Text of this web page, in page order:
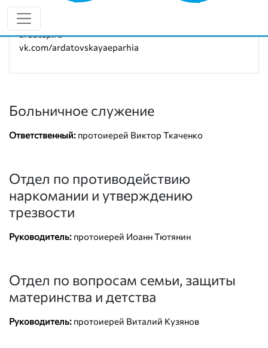
Руководитель:
8 (927) 175-71-10
ardatep.ru
vk.com/ardatovskayaeparhia
Больничное служение
Ответственный: протоиерей Виктор Ткаченко
Отдел по противодействию
наркомании и утверждению
трезвости
Руководитель: протоиерей Иоанн Тютянин
Отдел по вопросам семьи, защиты
материнства и детства
Руководитель: протоиерей Виталий Кузянов